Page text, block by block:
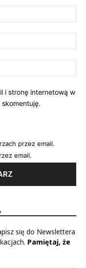
i stronę internetową w
przez email.
email.
się do Newslettera
Pamiętaj, że